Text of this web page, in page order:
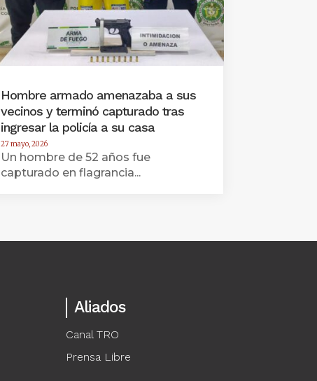
Hombre armado amenazaba a sus
vecinos y terminó capturado tras
ingresar la policía a su casa
27 mayo, 2026
Un hombre de 52 años fue
capturado en flagrancia...
Aliados
Canal TRO
Prensa Libre